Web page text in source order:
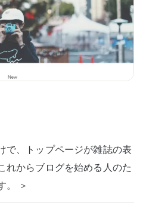
で、トップページが雑誌の表
れからブログを始める人のた
。 ＞